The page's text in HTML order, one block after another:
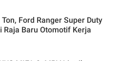
Ford Ranger Super Duty
Raja Baru Otomotif Kerja